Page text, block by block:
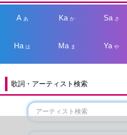
A あ Kaか Sa さ
Haは Ma ま Yaや
歌詞・アーティスト検索